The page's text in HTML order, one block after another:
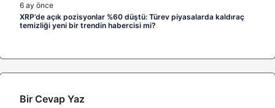
6 ay önce
XRP’de açık pozisyonlar %60 düştü: Türev piyasalarda kaldıraç
temizliği yeni bir trendin habercisi mi?
Bir Cevap Yaz